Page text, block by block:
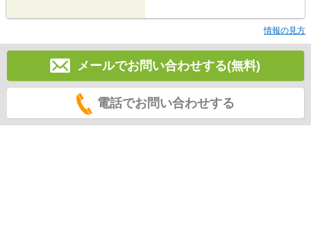
情報の見方
メールでお問い合わせする(無料)
電話でお問い合わせする